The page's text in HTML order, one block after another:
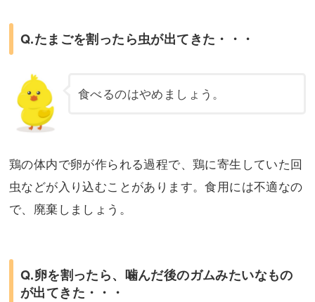
Q.たまごを割ったら虫が出てきた・・・
食べるのはやめましょう。
鶏の体内で卵が作られる過程で、鶏に寄生していた回
虫などが入り込むことがあります。食用には不適なの
で、廃棄しましょう。
Q.卵を割ったら、噛んだ後のガムみたいなもの
が出てきた・・・